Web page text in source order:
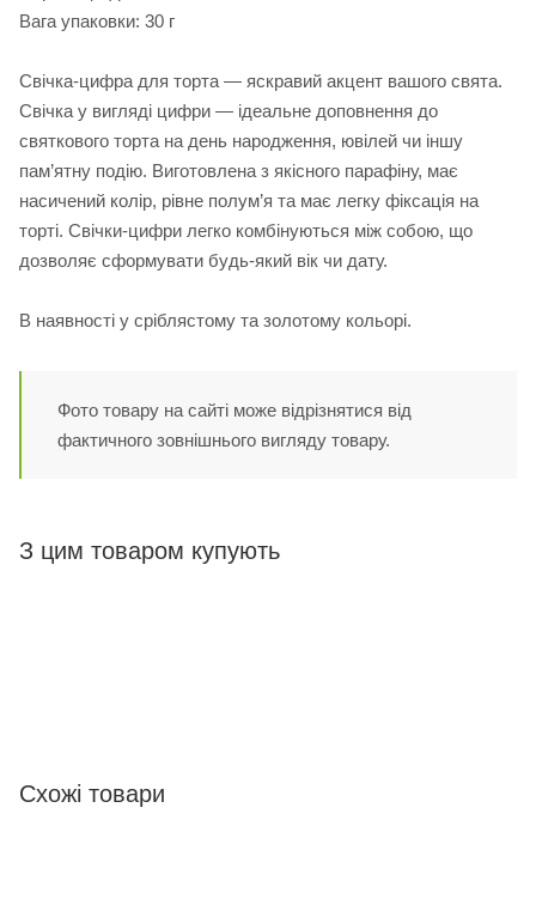
Вага упаковки: 30 г
Свічка-цифра для торта — яскравий акцент вашого свята.
Свічка у вигляді цифри — ідеальне доповнення до
святкового торта на день народження, ювілей чи іншу
пам’ятну подію. Виготовлена з якісного парафіну, має
насичений колір, рівне полум’я та має легку фіксація на
торті. Свічки-цифри легко комбінуються між собою, що
дозволяє сформувати будь-який вік чи дату.
В наявності у сріблястому та золотому кольорі.
Фото товару на сайті може відрізнятися від
фактичного зовнішнього вигляду товару.
З цим товаром купують
Схожі товари